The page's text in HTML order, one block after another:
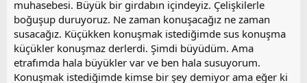
muhasebesi. Büyük bir girdabın içindeyiz. Çelişkilerle
boğuşup duruyoruz. Ne zaman konuşacağız ne zaman
susacağız. Küçükken konuşmak istediğimde sus konuşma
küçükler konuşmaz derlerdi. Şimdi büyüdüm. Ama
etrafımda hala büyükler var ve ben hala susuyorum.
Konuşmak istediğimde kimse bir şey demiyor ama eğer ki